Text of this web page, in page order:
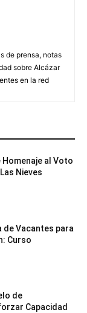
de prensa, notas
sobre Alcázar
en la red
Homenaje al Voto
Nieves
de Vacantes para
Curso
de
Capacidad